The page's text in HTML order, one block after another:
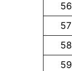
56
57
58
59